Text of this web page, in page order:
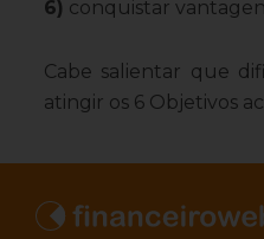
6) conquistar
Cabe salientar que
atingir os 6 Objetivos